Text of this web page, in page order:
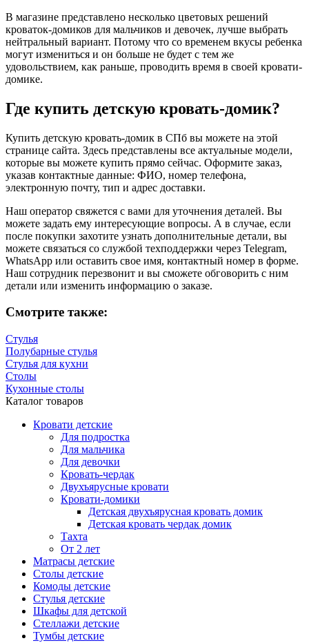
В магазине представлено несколько цветовых решений
кроваток-домиков для мальчиков и девочек, лучше выбрать
нейтральный вариант. Потому что со временем вкусы ребенка
могут измениться и он больше не будет с тем же
удовольствием, как раньше, проводить время в своей кровати-
домике.
Где купить детскую кровать-домик?
Купить детскую кровать-домик в СПб вы можете на этой
странице сайта. Здесь представлены все актуальные модели,
которые вы можете купить прямо сейчас. Оформите заказ,
указав контактные данные: ФИО, номер телефона,
электронную почту, тип и адрес доставки.
Наш оператор свяжется с вами для уточнения деталей. Вы
можете задать ему интересующие вопросы. А в случае, если
после покупки захотите узнать дополнительные детали, вы
можете связаться со службой техподдержки через Telegram,
WhatsApp или оставить свое имя, контактный номер в форме.
Наш сотрудник перезвонит и вы сможете обговорить с ним
детали или изменить информацию о заказе.
Смотрите также:
Стулья
Полубарные стулья
Стулья для кухни
Столы
Кухонные столы
Каталог товаров
Кровати детские
Для подростка
Для мальчика
Для девочки
Кровать-чердак
Двухъярусные кровати
Кровати-домики
Детская двухъярусная кровать домик
Детская кровать чердак домик
Тахта
От 2 лет
Матрасы детские
Столы детские
Комоды детские
Стулья детские
Шкафы для детской
Стеллажи детские
Тумбы детские